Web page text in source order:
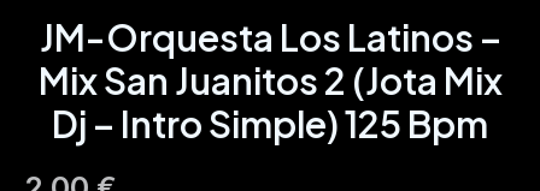
JM-Orquesta Los Latinos –
Mix San Juanitos 2 (Jota Mix
Dj – Intro Simple) 125 Bpm